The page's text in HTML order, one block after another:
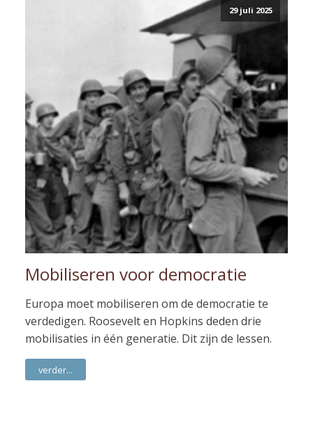
29 juli 2025
Mobiliseren voor democratie
Europa moet mobiliseren om de democratie te
verdedigen. Roosevelt en Hopkins deden drie
mobilisaties in één generatie. Dit zijn de lessen.
verder...